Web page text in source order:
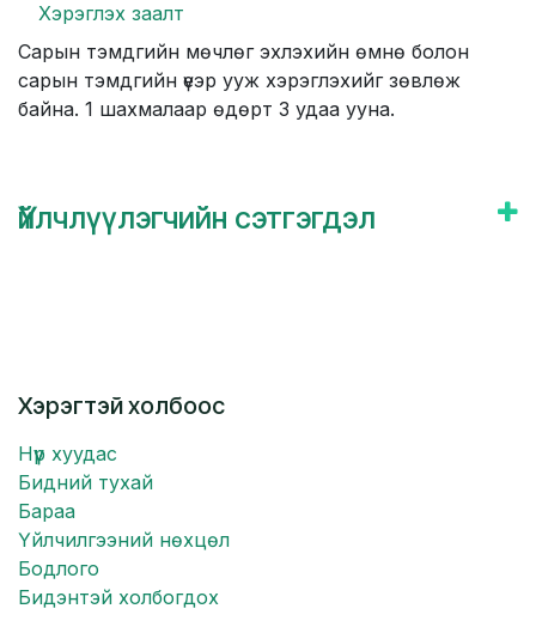
Хэрэглэх заалт
Сарын тэмдгийн мөчлөг эхлэхийн өмнө болон
сарын тэмдгийн үеэр ууж хэрэглэхийг зөвлөж
байна. 1 шахмалаар өдөрт 3 удаа ууна.
Үйлчлүүлэгчийн сэтгэгдэл
Хэрэгтэй холбоос
Нүүр хуудас
Бидний тухай
Бараа
Үйлчилгээний нөхцөл
Бодлого
Бидэнтэй холбогдох